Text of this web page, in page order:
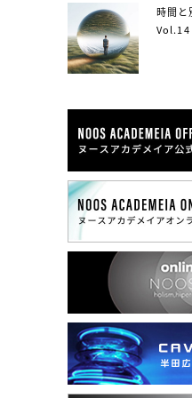
時間と
Vol.14